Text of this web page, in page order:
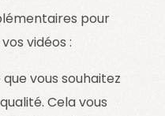
pour
vidéos :
vous souhaitez
Cela vous